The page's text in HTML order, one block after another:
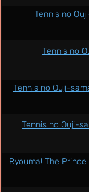
Tennis no
Tennis no
Tennis no Ouji-
Tennis no Ouji-
Ryouma! The